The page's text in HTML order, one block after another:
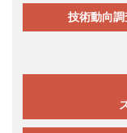
技術動向